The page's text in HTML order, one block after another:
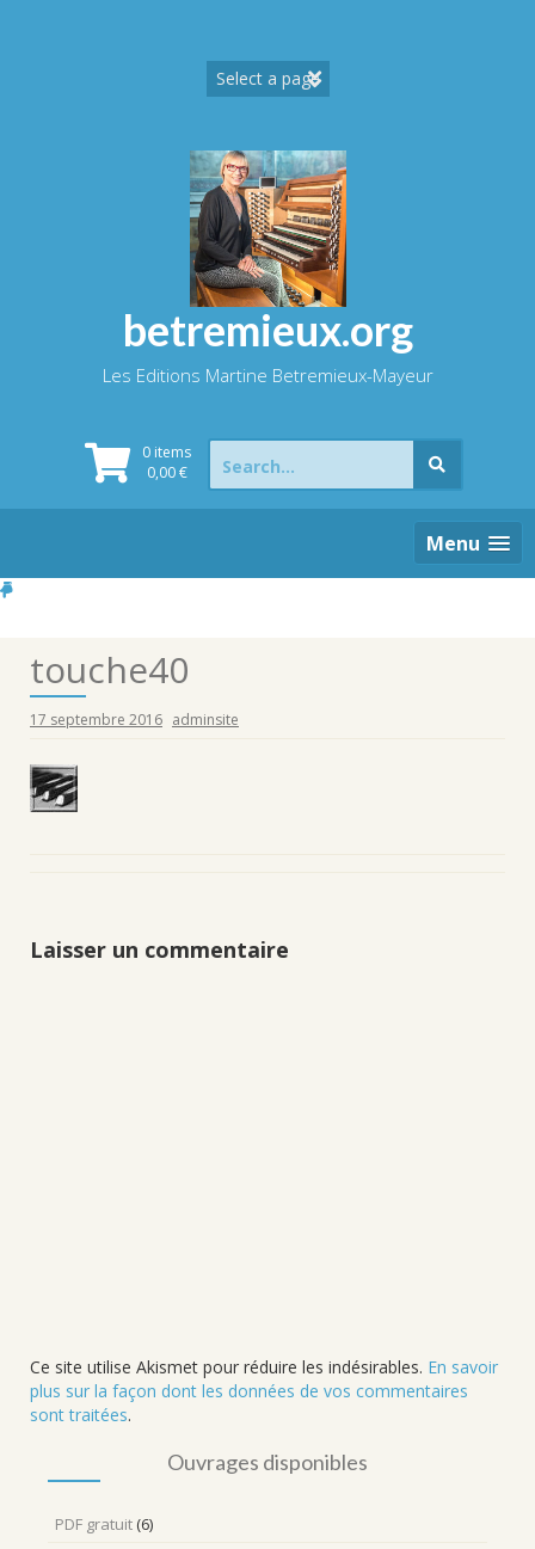
betremieux.org
Les Editions Martine Betremieux-Mayeur
0 items
0,00€
Search
for:
Menu
touche40
17 septembre 2016 adminsite
Laisser un commentaire
Ce site utilise Akismet pour réduire les indésirables. En savoir
plus sur la façon dont les données de vos commentaires
sont traitées.
Ouvrages disponibles
PDF gratuit (6)